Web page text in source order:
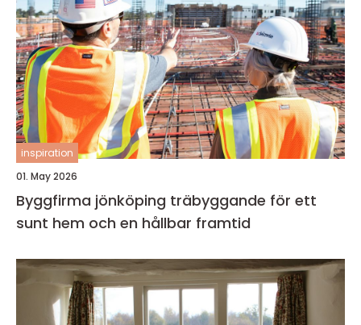
inspiration
01. May 2026
Byggfirma jönköping träbyggande för ett
sunt hem och en hållbar framtid